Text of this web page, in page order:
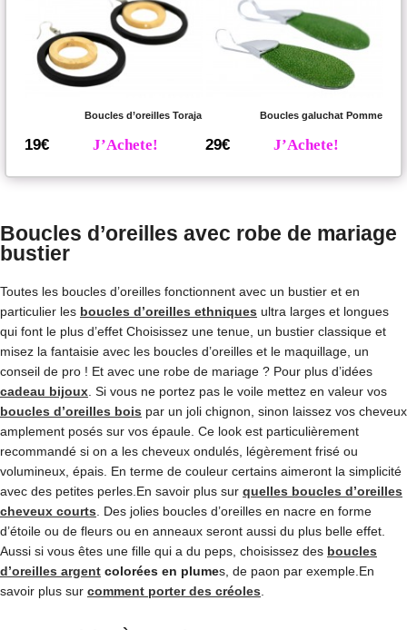
Boucles d’oreilles Toraja
19€ J’Achete!
Boucles galuchat Pomme
29€ J’Achete!
Boucles d’oreilles avec robe de mariage
bustier
Toutes les boucles d’oreilles fonctionnent avec un bustier et en
particulier les boucles d’oreilles ethniques ultra larges et longues
qui font le plus d’effet Choisissez une tenue, un bustier classique et
misez la fantaisie avec les boucles d’oreilles et le maquillage, un
conseil de pro ! Et avec une robe de mariage ? Pour plus d’idées
cadeau bijoux . Si vous ne portez pas le voile mettez en valeur vos
boucles d’oreilles bois par un joli chignon, sinon laissez vos cheveux
amplement posés sur vos épaule. Ce look est particulièrement
recommandé si on a les cheveux ondulés, légèrement frisé ou
volumineux, épais. En terme de couleur certains aimeront la simplicité
avec des petites perles.En savoir plus sur quelles boucles d’oreilles
cheveux courts . Des jolies boucles d’oreilles en nacre en forme
d’étoile ou de fleurs ou en anneaux seront aussi du plus belle effet.
Aussi si vous êtes une fille qui a du peps, choisissez des boucles
d’oreilles argent colorées en plumes, de paon par exemple.En
savoir plus sur comment porter des créoles